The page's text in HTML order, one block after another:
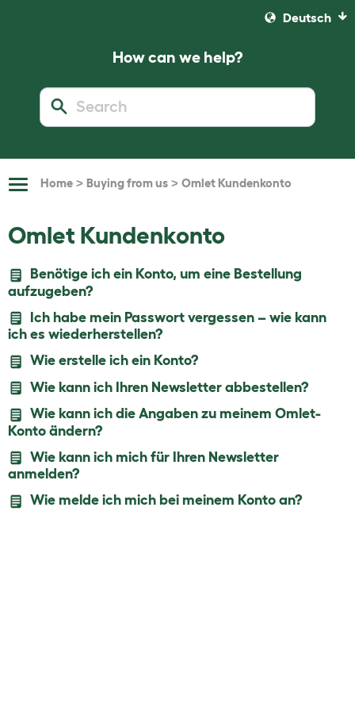
Deutsch
How can we help?
ToggleHome > Buying from us > Omlet Kundenkonto
Omlet Kundenkonto
Benötige ich ein Konto, um eine Bestellung
aufzugeben?
Ich habe mein Passwort vergessen – wie kann
ich es wiederherstellen?
Wie erstelle ich ein Konto?
Wie kann ich Ihren Newsletter abbestellen?
Wie kann ich die Angaben zu meinem Omlet-
Konto ändern?
Wie kann ich mich für Ihren Newsletter
anmelden?
Wie melde ich mich bei meinem Konto an?